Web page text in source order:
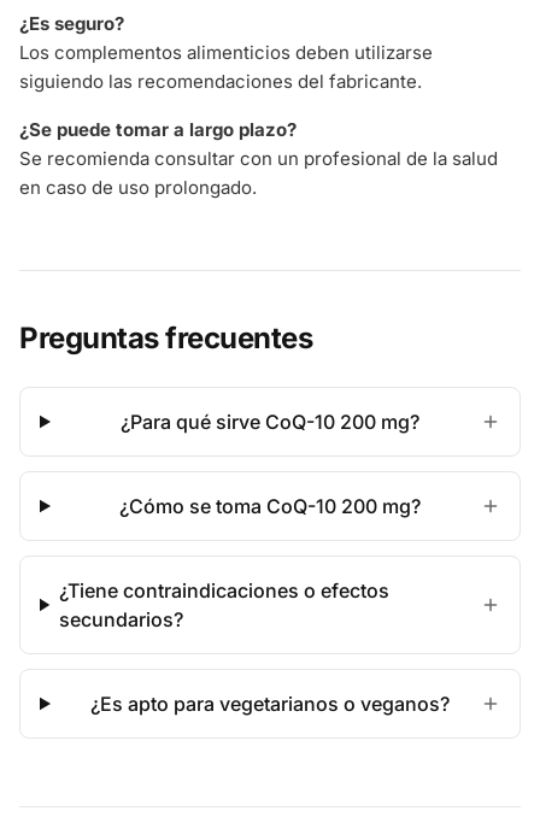
¿Es seguro?
Los complementos alimenticios deben utilizarse
siguiendo las recomendaciones del fabricante.
¿Se puede tomar a largo plazo?
Se recomienda consultar con un profesional de la salud
en caso de uso prolongado.
Preguntas frecuentes
¿Para qué sirve CoQ-10 200 mg?
¿Cómo se toma CoQ-10 200 mg?
¿Tiene contraindicaciones o efectos
secundarios?
¿Es apto para vegetarianos o veganos?